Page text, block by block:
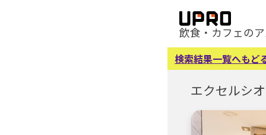
飲食・カフェの
検索結果一覧へもど
エクセルシ